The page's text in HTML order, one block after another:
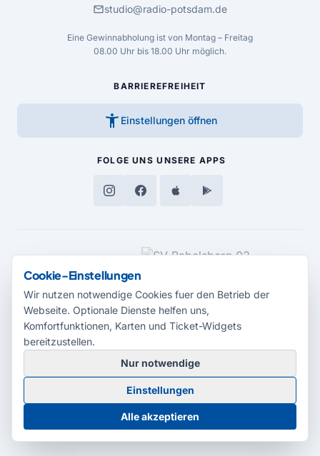
mailstudio@radio-potsdam.de
Eine Gewinnabholung ist von Montag – Freitag
08.00 Uhr bis 18.00 Uhr möglich.
BARRIEREFREIHEIT
accessibility_new Einstellungen öffnen
FOLGE UNS UNSERE APPS
MEDIENPARTNER
© 2026 Radio Potsdam. Webseite entwickelt durch dieMedienagentur
Babelsberg
BarrierefreiheitserklärungAGBDatenschutzImpressum
Cookie-Einstellungen
Cookie-Einstellungen
Wir nutzen notwendige Cookies fuer den Betrieb der
Webseite. Optionale Dienste helfen uns,
Komfortfunktionen, Karten und Ticket-Widgets
bereitzustellen.
Nur notwendige
Einstellungen
Alle akzeptieren